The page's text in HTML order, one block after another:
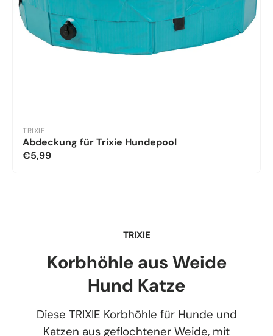
TRIXIE
Abdeckung für Trixie Hundepool
€5,99
TRIXIE
Korbhöhle aus Weide
Hund Katze
Diese TRIXIE Korbhöhle für Hunde und
Katzen aus geflochtener Weide, mit